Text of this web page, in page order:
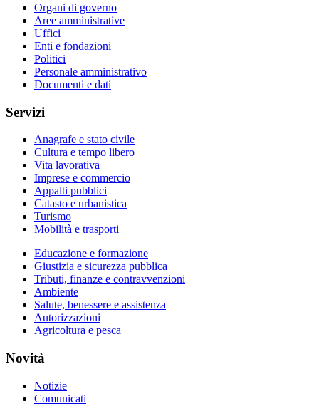
Organi di governo
Aree amministrative
Uffici
Enti e fondazioni
Politici
Personale amministrativo
Documenti e dati
Servizi
Anagrafe e stato civile
Cultura e tempo libero
Vita lavorativa
Imprese e commercio
Appalti pubblici
Catasto e urbanistica
Turismo
Mobilità e trasporti
Educazione e formazione
Giustizia e sicurezza pubblica
Tributi, finanze e contravvenzioni
Ambiente
Salute, benessere e assistenza
Autorizzazioni
Agricoltura e pesca
Novità
Notizie
Comunicati